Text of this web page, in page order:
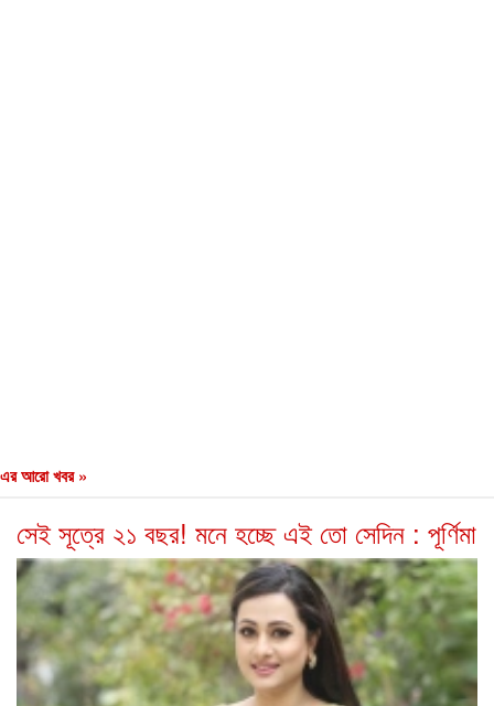
এর আরো খবর »
সেই সূত্রে ২১ বছর! মনে হচ্ছে এই তো সেদিন : পূর্ণিমা